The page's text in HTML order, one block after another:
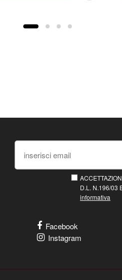
D.L. N.196/03
informativa
Facebook
Instagram